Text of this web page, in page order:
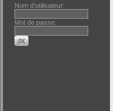
Nom d'utilisateur:
Mot de passe: